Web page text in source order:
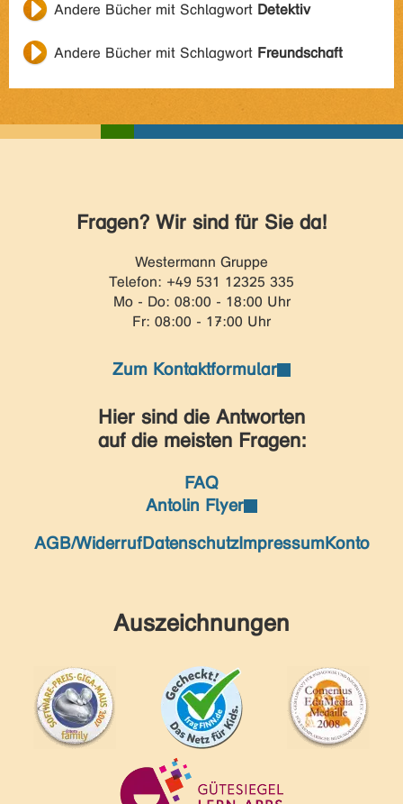
Andere Bücher mit Schlagwort Detektiv
Andere Bücher mit Schlagwort Freundschaft